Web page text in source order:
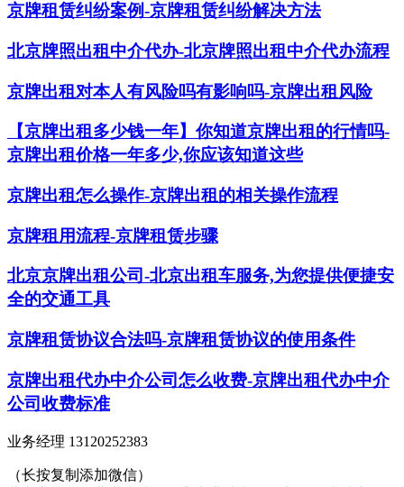
京牌租赁纠纷案例-京牌租赁纠纷解决方法
北京牌照出租中介代办-北京牌照出租中介代办流程
京牌出租对本人有风险吗有影响吗-京牌出租风险
【京牌出租多少钱一年】你知道京牌出租的行情吗-
京牌出租价格一年多少,你应该知道这些
京牌出租怎么操作-京牌出租的相关操作流程
京牌租用流程-京牌租赁步骤
北京京牌出租公司-北京出租车服务,为您提供便捷安
全的交通工具
京牌租赁协议合法吗-京牌租赁协议的使用条件
京牌出租代办中介公司怎么收费-京牌出租代办中介
公司收费标准
业务经理 13120252383
（长按复制添加微信）